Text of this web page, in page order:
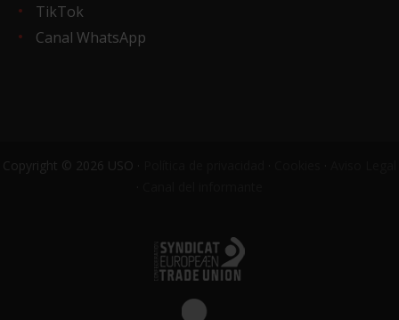
TikTok
Canal WhatsApp
Copyright © 2026 USO ·